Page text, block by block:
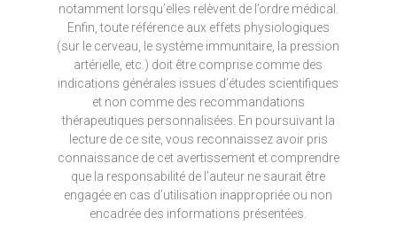
notamment lorsqu’elles relèvent de l’ordre médical.
Enfin, toute référence aux effets physiologiques
(sur le cerveau, le système immunitaire, la pression
artérielle, etc.) doit être comprise comme des
indications générales issues d’études scientifiques
et non comme des recommandations
thérapeutiques personnalisées. En poursuivant la
lecture de ce site, vous reconnaissez avoir pris
connaissance de cet avertissement et comprendre
que la responsabilité de l’auteur ne saurait être
engagée en cas d’utilisation inappropriée ou non
encadrée des informations présentées.